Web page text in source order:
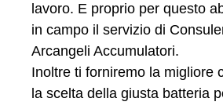
lavoro. E proprio per questo
in campo il servizio di
Arcangeli Accumulatori.
Inoltre ti forniremo la migliore
la scelta della giusta batteria